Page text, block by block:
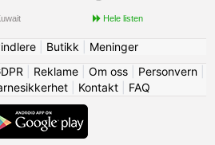
Hele listen
| Butikk
Meninger
Reklame| Om oss| Personvern|
Kontakt FAQ